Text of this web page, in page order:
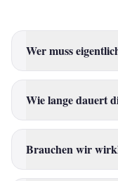
Wer muss
Wie lange dauert
Brauchen wir